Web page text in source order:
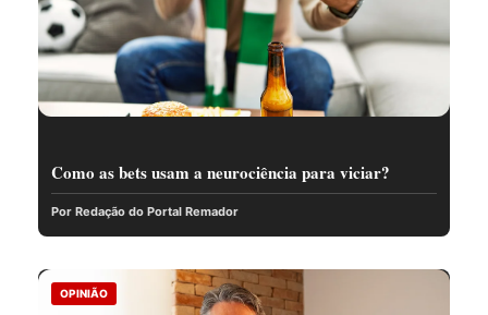
Como as bets usam a neurociência para viciar?
Por Redação do Portal Remador
OPINIÃO